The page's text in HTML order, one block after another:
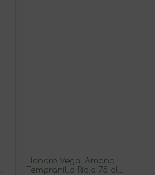
Honoro Vega. Amona
Tempranillo Rioja 75 cl